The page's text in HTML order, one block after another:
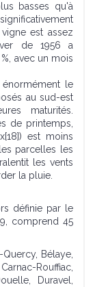
basses qu'à
est assez
de 1956 a
avec un mois
le
au sud-est
maturités.
de printemps,
est moins
parcelles les
les vents
la pluie.
définie par le
comprend 45
Bélaye,
Rouffiac,
Duravel,